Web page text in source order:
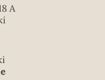
A